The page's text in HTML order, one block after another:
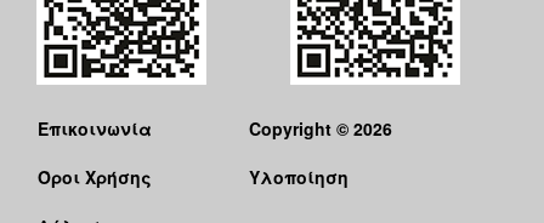
Επικοινωνία
Όροι Χρήσης
Copyright © 2026
Υλοποίηση